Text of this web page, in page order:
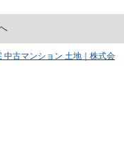
中古マンション 土地｜株式会